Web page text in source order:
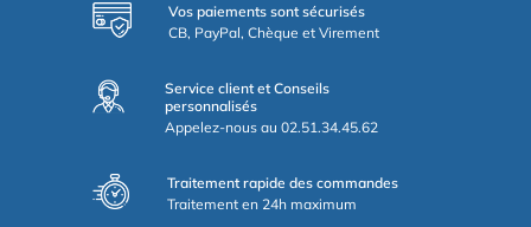
Vos paiements sont sécurisés
CB, PayPal, Chèque et Virement
Service client et Conseils
personnalisés
Appelez-nous au 02.51.34.45.62
Traitement rapide des commandes
Traitement en 24h maximum